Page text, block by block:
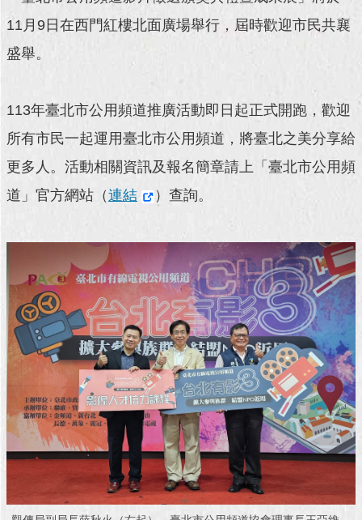
題
首
頁
站
導
English
見
問
答
即
時
新
聞
澄
清
語
11月9日在西門紅樓北面廣場舉行，屆時歡迎市民共襄
盛舉。
113年臺北市公用頻道推廣活動即日起正式開跑，歡迎
所有市民一起運用臺北市公用頻道，將臺北之美分享給
更多人。活動相關資訊及報名簡章請上「臺北市公用頻
道」官方網站（連結 ）查詢。